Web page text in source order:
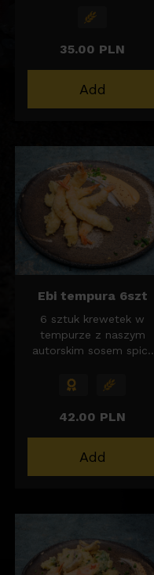
35.00 PLN
Add
Ebi tempura 6szt
6 sztuk krewetek w
tempurze z naszym
autorskim sosem spicy
42.00 PLN
Add